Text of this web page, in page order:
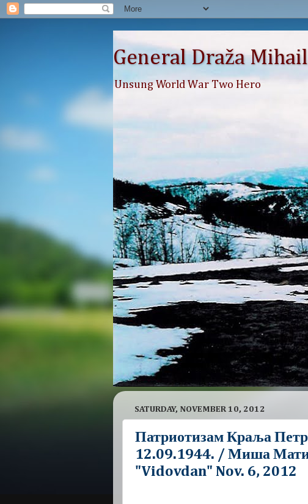
General Draža
Unsung World War Two Hero
SATURDAY, NOVEMBER 10, 2012
Патриотизам Краља
12.09.1944. / Миша
"Vidovdan" Nov. 6, 2012